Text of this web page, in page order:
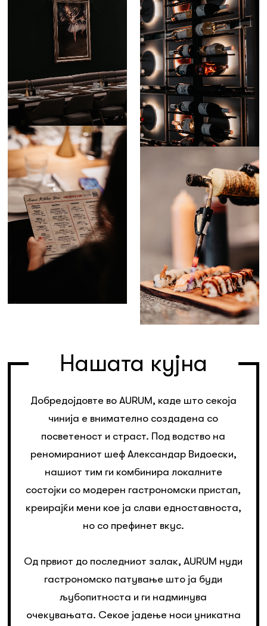
Нашата кујна
Добредојдовте во AURUM, каде што секоја
чинија е внимателно создадена со
посветеност и страст. Под водство на
реномираниот шеф Александар Видоески,
нашиот тим ги комбинира локалните
состојки со модерен гастрономски пристап,
креирајќи мени кое ја слави едноставноста,
но со префинет вкус.
Од првиот до последниот залак, AURUM нуди
гастрономско патување што ја буди
љубопитноста и ги надминува
очекувањата. Секое јадење носи уникатна